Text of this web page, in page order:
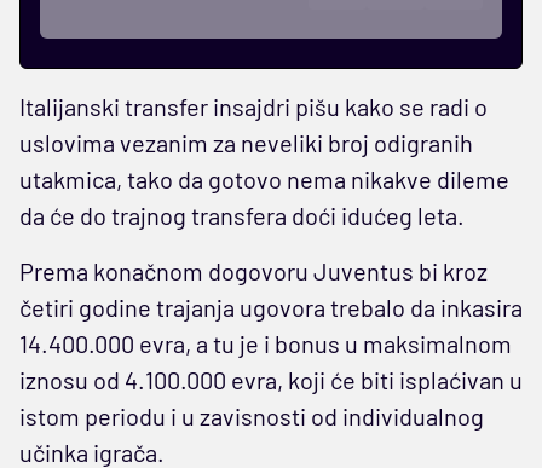
Italijanski transfer insajdri pišu kako se radi o
uslovima vezanim za neveliki broj odigranih
utakmica, tako da gotovo nema nikakve dileme
da će do trajnog transfera doći idućeg leta.
Prema konačnom dogovoru Juventus bi kroz
četiri godine trajanja ugovora trebalo da inkasira
14.400.000 evra, a tu je i bonus u maksimalnom
iznosu od 4.100.000 evra, koji će biti isplaćivan u
istom periodu i u zavisnosti od individualnog
učinka igrača.